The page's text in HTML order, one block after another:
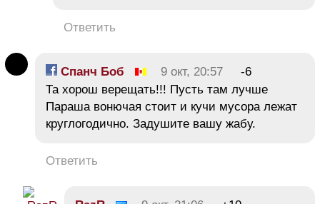
Ответить
Спанч Боб 9 окт, 20:57
-6
Та хорош верещать!!! Пусть там лучше
Параша вонючая стоит и кучи мусора лежат
круглогодично. Задушите вашу жабу.
Ответить